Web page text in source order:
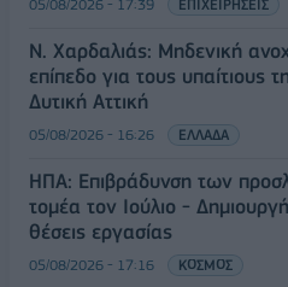
05/08/2026 - 17:39 ΕΠΙΧΕΙΡΗΣΕΙΣ
Ν. Χαρδαλιάς: Μηδενική
επίπεδο για τους υπαίτιους
Δυτική Αττική
05/08/2026 - 16:26 ΕΛΛΑΔΑ
ΗΠΑ: Επιβράδυνση των
τομέα τον Ιούλιο -
θέσεις εργασίας
05/08/2026 - 17:16 ΚΟΣΜΟΣ